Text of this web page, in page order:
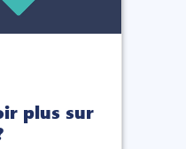
plus sur